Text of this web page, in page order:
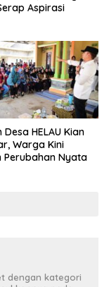
Aspirasi
HELAU Kian
Warga Kini
Perubahan Nyata
dengan kategori